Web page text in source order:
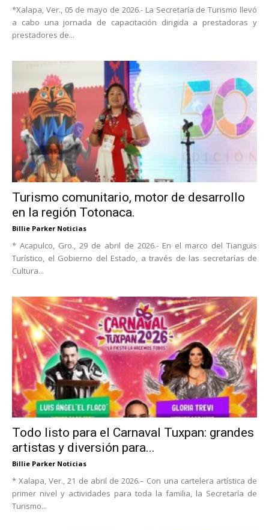
*Xalapa, Ver., 05 de mayo de 2026.- La Secretaría de Turismo llevó
a cabo una jornada de capacitación dirigida a prestadoras y
prestadores de...
Turismo comunitario, motor de desarrollo
en la región Totonaca.
Billie Parker Noticias
* Acapulco, Gro., 29 de abril de 2026.- En el marco del Tianguis
Turístico, el Gobierno del Estado, a través de las secretarías de
Cultura...
Todo listo para el Carnaval Tuxpan: grandes
artistas y diversión para...
Billie Parker Noticias
* Xalapa, Ver., 21 de abril de 2026.– Con una cartelera artística de
primer nivel y actividades para toda la familia, la Secretaría de
Turismo...